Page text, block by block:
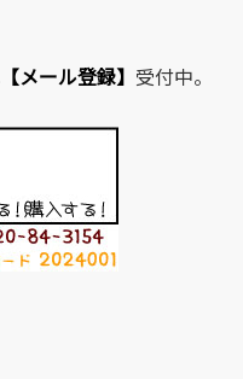
【メール登録】 受付中。